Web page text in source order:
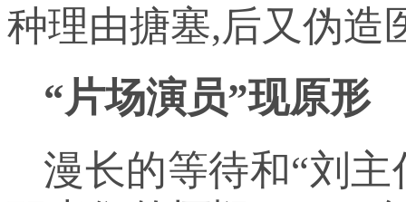
种理由搪塞,后又伪造
“片场演员”现原形
漫长的等待和“刘